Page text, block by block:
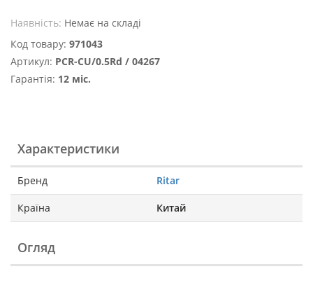
Наявність: Немає на складі
Код товару: 971043
Артикул: PCR-CU/0.5Rd / 04267
Гарантія: 12 міс.
Характеристики
Бренд Ritar
Країна Китай
Огляд